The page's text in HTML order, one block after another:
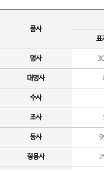
품사
표
명사
대명사
수사
조사
동사
형용사